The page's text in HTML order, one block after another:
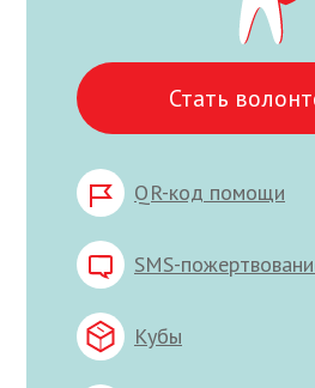
Стать
QR-код помощи
SMS-
Кубы